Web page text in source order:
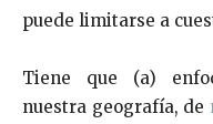
puede limitarse a
Tiene que (a)
nuestra geografía, de